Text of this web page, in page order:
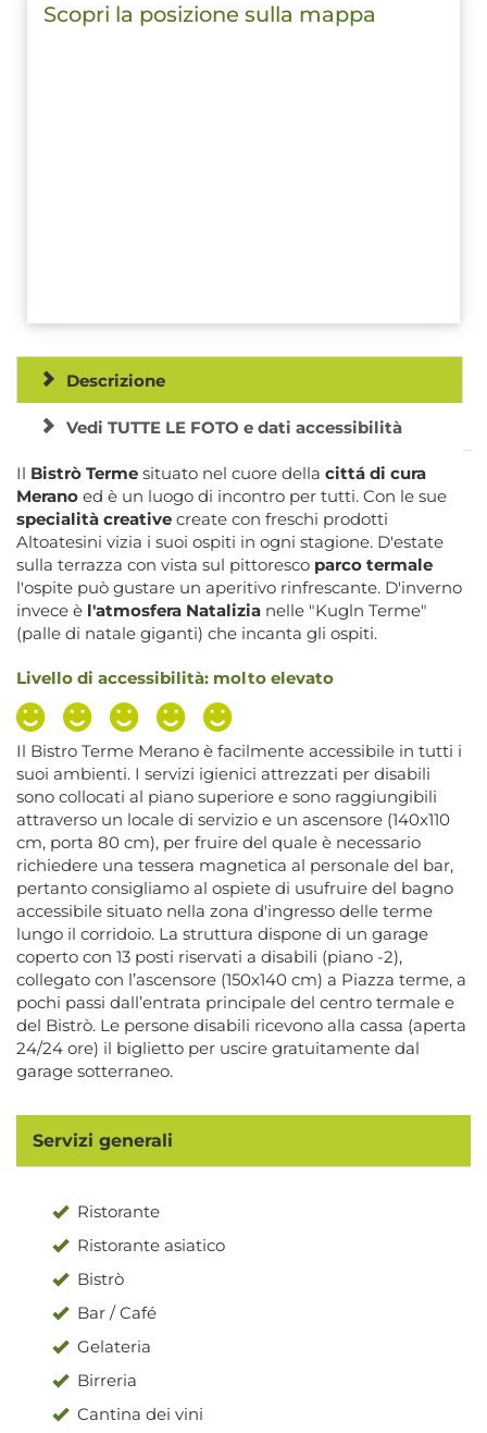
Scopri la posizione sulla mappa
Descrizione
Vedi TUTTE LE FOTO e dati accessibilità
Il Bistrò Terme situato nel cuore della cittá di cura
Merano ed è un luogo di incontro per tutti. Con le sue
specialità creative create con freschi prodotti
Altoatesini vizia i suoi ospiti in ogni stagione. D'estate
sulla terrazza con vista sul pittoresco parco termale
l'ospite può gustare un aperitivo rinfrescante. D'inverno
invece è l'atmosfera Natalizia nelle "Kugln Terme"
(palle di natale giganti) che incanta gli ospiti.
Livello di accessibilità: molto elevato
Il Bistro Terme Merano è facilmente accessibile in tutti i
suoi ambienti. I servizi igienici attrezzati per disabili
sono collocati al piano superiore e sono raggiungibili
attraverso un locale di servizio e un ascensore (140x110
cm, porta 80 cm), per fruire del quale è necessario
richiedere una tessera magnetica al personale del bar,
pertanto consigliamo al ospiete di usufruire del bagno
accessibile situato nella zona d'ingresso delle terme
lungo il corridoio. La struttura dispone di un garage
coperto con 13 posti riservati a disabili (piano -2),
collegato con l’ascensore (150x140 cm) a Piazza terme, a
pochi passi dall’entrata principale del centro termale e
del Bistrò. Le persone disabili ricevono alla cassa (aperta
24/24 ore) il biglietto per uscire gratuitamente dal
garage sotterraneo.
Servizi generali
Ristorante
Ristorante asiatico
Bistrò
Bar / Café
Gelateria
Birreria
Cantina dei vini